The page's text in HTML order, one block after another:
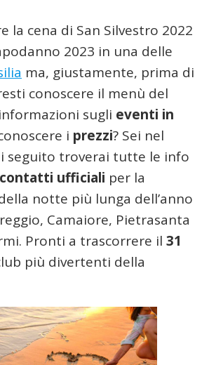
la cena di San Silvestro 2022
2023 in una delle
ma, giustamente, prima di
conoscere il menù del
sugli eventi in
i prezzi? Sei nel
seguito troverai tutte le info
contatti ufficiali per la
notte più lunga dell’anno
Camaiore, Pietrasanta
Pronti a trascorrere il 31
più divertenti della